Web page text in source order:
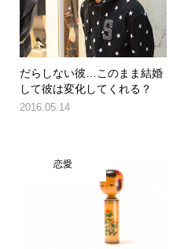
だらしない彼…このまま結婚
して彼は変化してくれる？
2016.05.14
恋愛